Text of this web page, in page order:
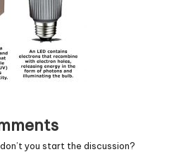
you start the discussion?